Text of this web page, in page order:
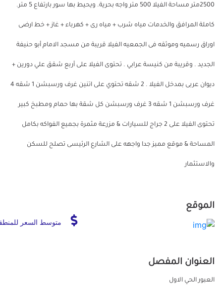
2500متر مساحة الفيلا 500 متر واجه بحرية. ويحيط بها سور بارتفاع 5 متر.
كاملة المرافق والخدمات مياه شرب + مياه رى + كهرباء + غاز + خط ارضى
اوراق رسميه وموثقه فى الجمعيه الفيلا قريبة من مسجد الامام أبو حنيفة
الجديد . وقريبة من كنيسة عرابي . تحتوى الفيلا على أربع شقق علي دورين +
ديوان عربى بمدخل الفيلا . 2 شقه تحتوي على اتنين غرف ورسبشن 1 شقه 4
غرف ورسبشن 1 شقه 3 غرف ورسبشن كل شقة بها حمام ومطبخ كبير
تحتوى الفيلا على 2 جراج للسيارات & مزرعة مثمرة بجميع الفواكه بكامل
المساحة & موقع مميز جدا واجهه على الشارع الرئيسى تصلح للسكن
والاستثمار
الموقع
متوسط السعر
العنوان المفصل
العبور الحي الاول